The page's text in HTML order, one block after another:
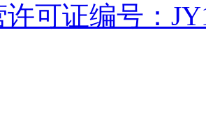
可证编号：